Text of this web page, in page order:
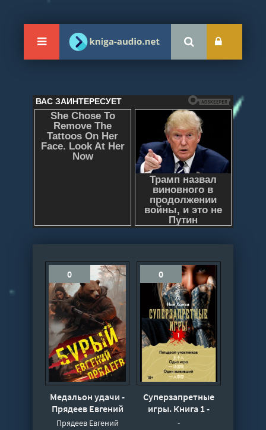
0
Медальон удачи -
Прядеев Евгений
Прядеев Евгений
0
Суперзапретные
игры. Книга 1 -
Ханъи Нин
-